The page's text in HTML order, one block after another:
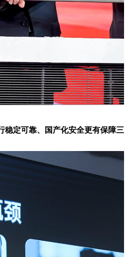
稳定可靠、国产化安全更有保障三